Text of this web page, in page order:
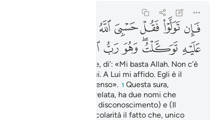
ﲫ ﲬ ﲭﲮﲯ
ﲵ ﲶﲷ ﲸﲹﲺ
Se poi volgono le spalle, di’: «Mi basta Allah. Non c’è
altro dio all’infuori di Lui. A Lui mi affido. Egli è il
Signore del Trono immenso». 1 Questa sura,
penultima ad essere rivelata, ha due nomi che
derivano dai versetti (Il disconoscimento) e (Il
pentimento). Sua particolarità il fatto che, unico